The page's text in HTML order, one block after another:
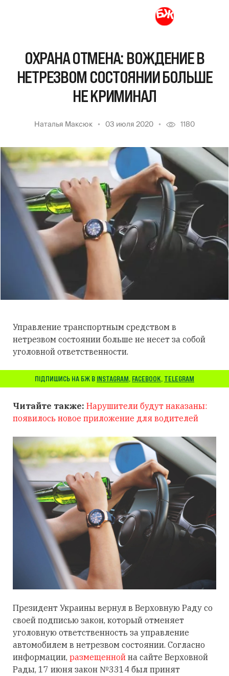
ОХРАНА ОТМЕНА: ВОЖДЕНИЕ В
НЕТРЕЗВОМ СОСТОЯНИИ БОЛЬШЕ
НЕ КРИМИНАЛ
Наталья Максюк 03 июля 2020 1180
Управление транспортным средством в
нетрезвом состоянии больше не несет за собой
уголовной ответственности.
ПІДПИШИСЬ НА БЖ В INSTAGRAM, FACEBOOK, TELEGRAM
Читайте также: Нарушители будут наказаны:
появилось новое приложение для водителей
Президент Украины вернул в Верховную Раду со
своей подписью закон, который отменяет
уголовную ответственность за управление
автомобилем в нетрезвом состоянии. Согласно
информации, размещенной на сайте Верховной
Рады, 17 июня закон №3314 был принят